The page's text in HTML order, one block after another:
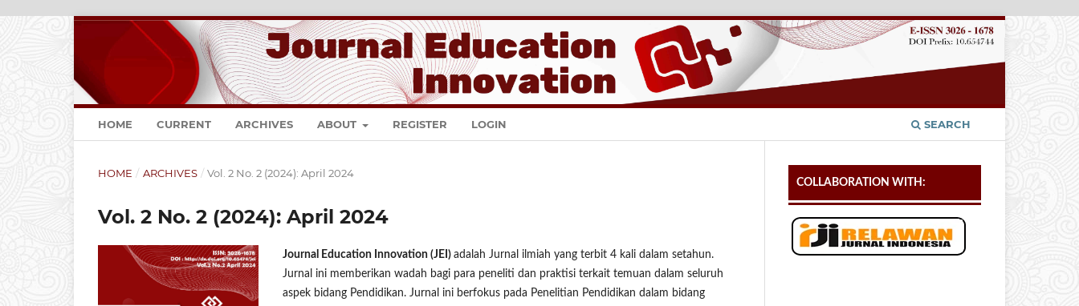
HOME CURRENT ARCHIVES ABOUT REGISTER LOGIN SEARCH
HOME / ARCHIVES / Vol. 2 No. 2 (2024): April 2024
Vol. 2 No. 2 (2024): April 2024
Journal Education Innovation (JEI) adalah Jurnal ilmiah yang terbit 4 kali dalam setahun.
Jurnal ini memberikan wadah bagi para peneliti dan praktisi terkait temuan dalam seluruh
aspek bidang Pendidikan. Jurnal ini berfokus pada Penelitian Pendidikan dalam bidang
COLLABORATION WITH: